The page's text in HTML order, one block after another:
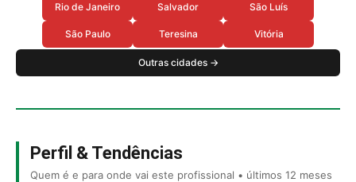
Rio de Janeiro Salvador São Luís
São Paulo Teresina Vitória
Outras cidades →
Perfil & Tendências
Quem é e para onde vai este profissional • últimos 12 meses